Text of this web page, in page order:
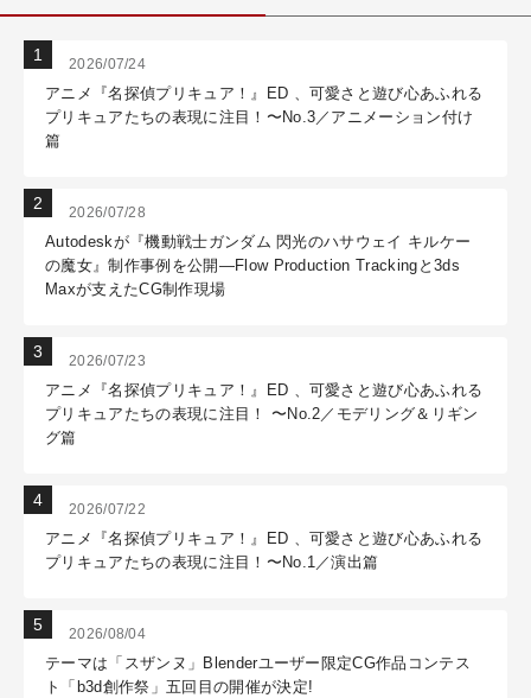
2026/07/24
アニメ『名探偵プリキュア！』ED 、可愛さと遊び心あふれる
プリキュアたちの表現に注目！〜No.3／アニメーション付け
篇
2026/07/28
Autodeskが『機動戦士ガンダム 閃光のハサウェイ キルケー
の魔女』制作事例を公開―Flow Production Trackingと3ds
Maxが支えたCG制作現場
2026/07/23
アニメ『名探偵プリキュア！』ED 、可愛さと遊び心あふれる
プリキュアたちの表現に注目！ 〜No.2／モデリング＆リギン
グ篇
2026/07/22
アニメ『名探偵プリキュア！』ED 、可愛さと遊び心あふれる
プリキュアたちの表現に注目！〜No.1／演出篇
2026/08/04
テーマは「スザンヌ」Blenderユーザー限定CG作品コンテス
ト「b3d創作祭」五回目の開催が決定!